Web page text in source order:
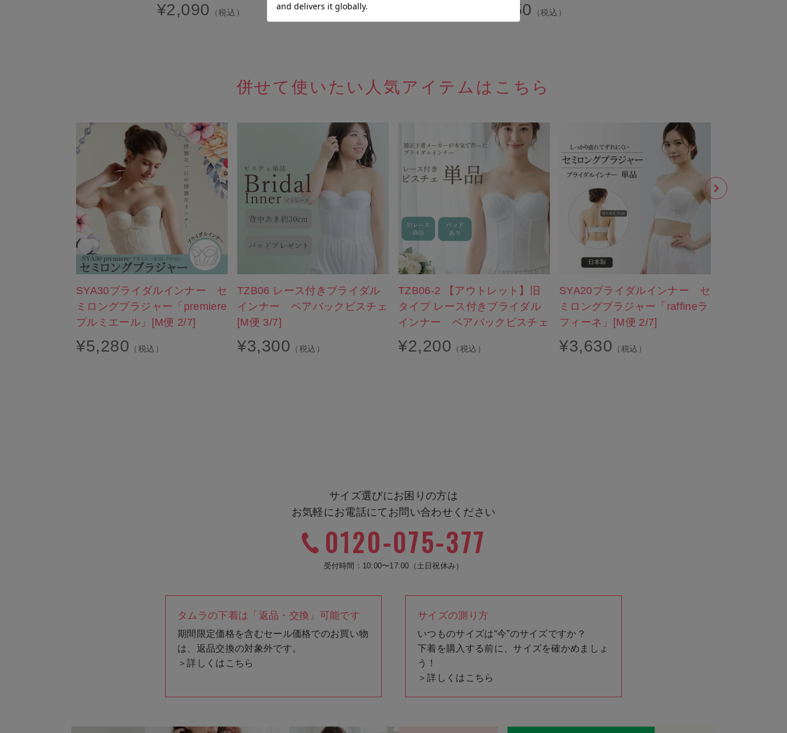
¥2,090 （税込） ¥3,960 4,950 （税込）
SYA30ブライダルインナー セ
ミロングブラジャー「premiere
プルミエール」[M便 2/7]
¥5,280 （税込）
TZB06 レース付きブライダル
インナー ベアバックビスチェ
[M便 3/7]
¥3,300 （税込）
TZB06-2 【アウトレット】旧
タイプ レース付きブライダル
インナー ベアバックビスチェ
¥2,200 （税込）
SYA20ブライダルインナー セ
ミロングブラジャー「raffineラ
フィーネ」[M便 2/7]
¥3,630 （税込）
サイズ選びにお困りの方は
お気軽にお電話にてお問い合わせください
0120-075-377
受付時間：10:00〜17:00（土日祝休み）
タムラの下着は「返品・交換」可能です
期間限定価格を含むセール価格でのお買い物
は、返品交換の対象外です。
＞詳しくはこちら
サイズの測り方
いつものサイズは“今”のサイズですか？
下着を購入する前に、サイズを確かめましょ
う！
＞詳しくはこちら